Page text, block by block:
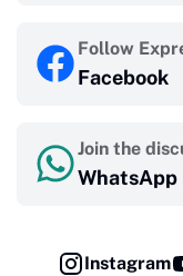
Follow
Facebook
Join the
WhatsApp
Instagram